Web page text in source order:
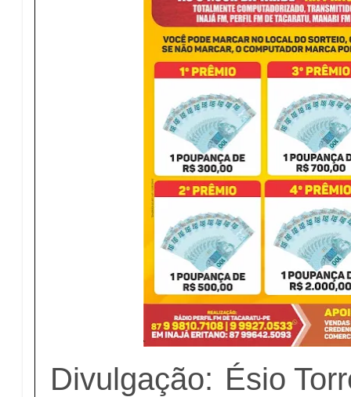
Divulgação: Ésio